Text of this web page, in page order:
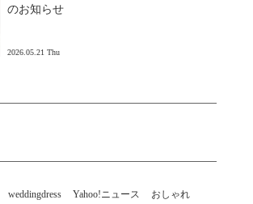
のお知らせ
2026.05.21 Thu
weddingdress Yahoo!ニュース おしゃれ